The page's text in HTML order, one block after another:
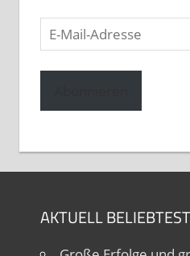
E-
Mail-
Adresse
AKTUELL